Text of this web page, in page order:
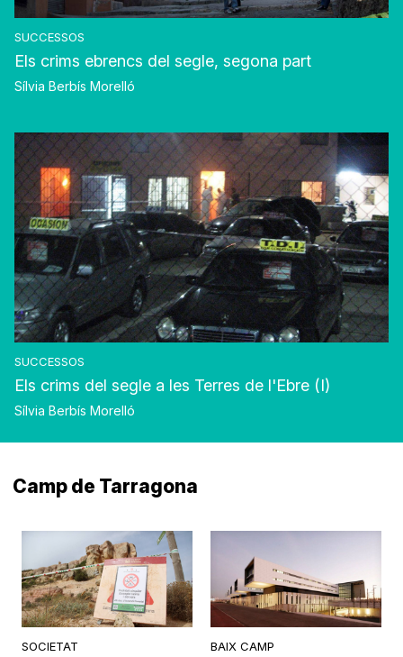
SUCCESSOS
Els crims ebrencs del segle, segona part
Sílvia Berbís Morelló
SUCCESSOS
Els crims del segle a les Terres de l'Ebre (I)
Sílvia Berbís Morelló
Camp de Tarragona
SOCIETAT BAIX CAMP